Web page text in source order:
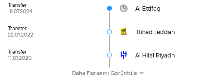
Transfer
18.07.2024
Al Ettifaq
Transfer
22.01.2022
Ittihad Jeddah
Transfer
11.01.2020
Al Hilal Riyadh
Daha Fazlasını Görüntüle